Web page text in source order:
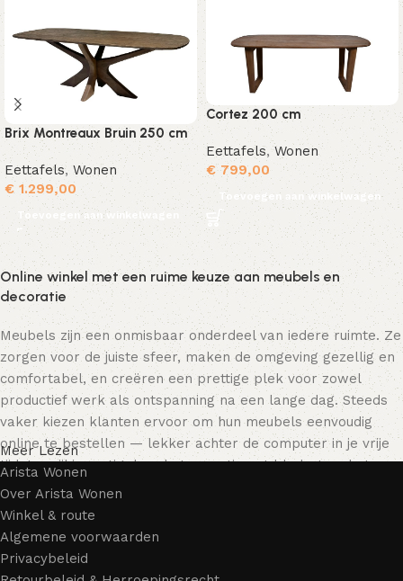
Brix Montreaux Bruin 250 cm
Eettafels, Wonen
€ 1.299,00
Toevoegen aan winkelwagen
Cortez 200 cm
Eettafels,Wonen
€799,00
Toevoegen aan winkelwagen
Online winkel met een ruime keuze aan meubels en
decoratie
Meubels zijn een onmisbaar onderdeel van iedere ruimte. Ze
zorgen voor de juiste sfeer, maken de omgeving gezellig en
comfortabel, en creëren een prettige plek voor zowel
productief werk als ontspanning na een lange dag. Steeds
vaker kiezen klanten ervoor om hun meubels eenvoudig
online te bestellen — lekker achter de computer in je vrije
tijd, terwijl je rustig door het assortiment bladert en het
meubelstuk kiest dat bij je past. Onze online winkel biedt
een uitgebreide catalogus met meubels voor zowel thuis als
kantoor.
Meubelproductie is een moderne vorm van kunst
Meer Lezen
Arista Wonen
Over Arista Wonen
Winkel & route
Algemene voorwaarden
Privacybeleid